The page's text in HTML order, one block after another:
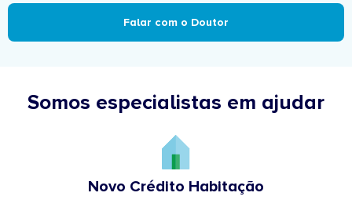
Falar com o Doutor
Somos especialistas em ajudar
Novo Crédito Habitação